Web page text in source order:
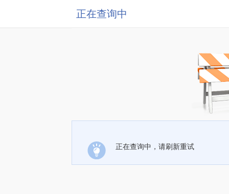
正在查询中
正在查询中，请刷新重试